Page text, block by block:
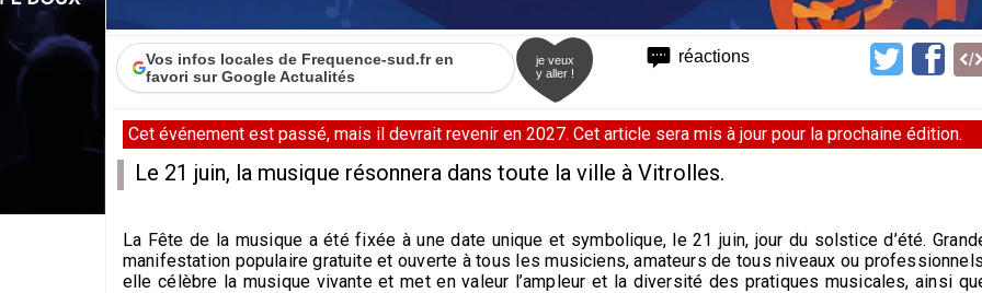
réactions
Vos infos locales de Frequence-sud.fr en
favori sur Google Actualités
je veux
y aller !
Cet événement est passé, mais il devrait revenir en 2027. Cet article sera mis à jour pour la prochaine édition.
Le 21 juin, la musique résonnera dans toute la ville à Vitrolles.
La Fête de la musique a été fixée à une date unique et symbolique, le 21 juin, jour du solstice d’été.
manifestation populaire gratuite et ouverte à tous les musiciens, amateurs de tous niveaux ou
elle célèbre la musique vivante et met en valeur l’ampleur et la diversité des pratiques musicales, ainsi